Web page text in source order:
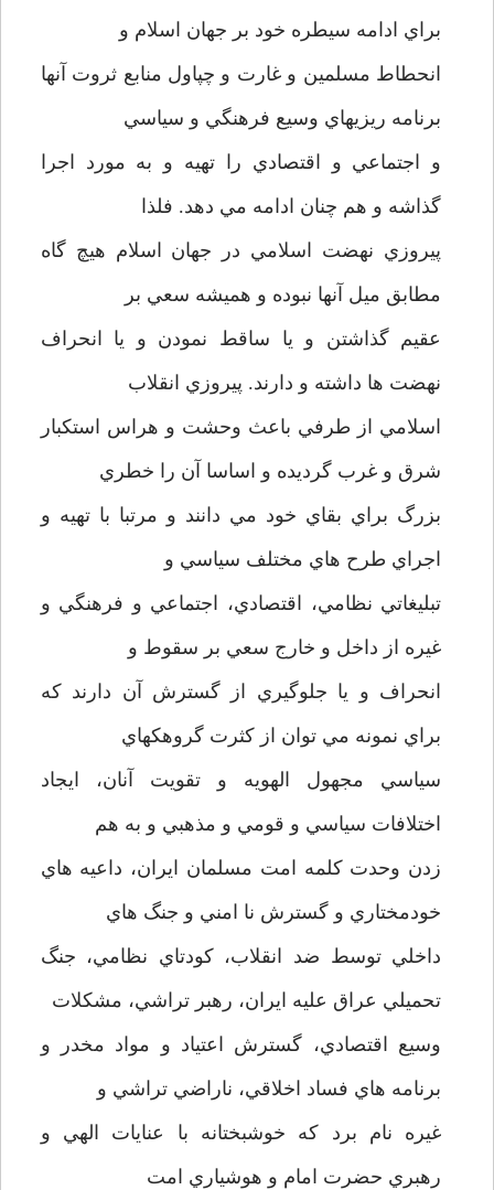
براي ادامه سيطره خود بر جهان اسلام و
انحطاط مسلمين و غارت و چپاول منابع ثروت آنها
برنامه ريزيهاي وسيع فرهنگي و سياسي
و اجتماعي و اقتصادي را تهيه و به مورد اجرا
گذاشه و هم چنان ادامه مي دهد. فلذا
پيروزي نهضت اسلامي در جهان اسلام هيچ گاه
مطابق ميل آنها نبوده و هميشه سعي بر
عقيم گذاشتن و يا ساقط نمودن و يا انحراف
نهضت ها داشته و دارند. پيروزي انقلاب
اسلامي از طرفي باعث وحشت و هراس استکبار
شرق و غرب گرديده و اساسا آن را خطري
بزرگ براي بقاي خود مي دانند و مرتبا با تهيه و
اجراي طرح هاي مختلف سياسي و
تبليغاتي نظامي، اقتصادي، اجتماعي و فرهنگي و
غيره از داخل و خارج سعي بر سقوط و
انحراف و يا جلوگيري از گسترش آن دارند که
براي نمونه مي توان از کثرت گروهکهاي
سياسي مجهول الهويه و تقويت آنان، ايجاد
اختلافات سياسي و قومي و مذهبي و به هم
زدن وحدت کلمه امت مسلمان ايران، داعيه هاي
خودمختاري و گسترش نا امني و جنگ هاي
داخلي توسط ضد انقلاب، کودتاي نظامي، جنگ
تحميلي عراق عليه ايران، رهبر تراشي، مشکلات
وسيع اقتصادي، گسترش اعتياد و مواد مخدر و
برنامه هاي فساد اخلاقي، ناراضي تراشي و
غيره نام برد که خوشبختانه با عنايات الهي و
رهبري حضرت امام و هوشياري امت